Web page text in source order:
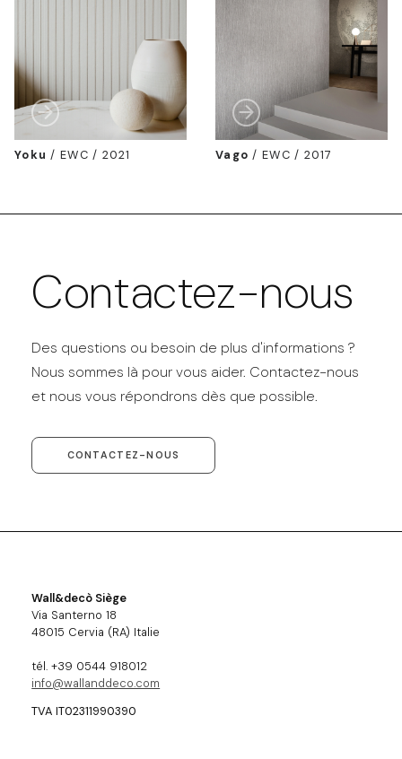
Yoku / EWC / 2021 Vago / EWC / 2017
Contactez-nous
Des questions ou besoin de plus d'informations ?
Nous sommes là pour vous aider. Contactez-nous
et nous vous répondrons dès que possible.
CONTACTEZ-NOUS
Wall&decò Siège
Via Santerno 18
48015 Cervia (RA) Italie
tél. +39 0544 918012
info@wallanddeco.com
TVA IT02311990390